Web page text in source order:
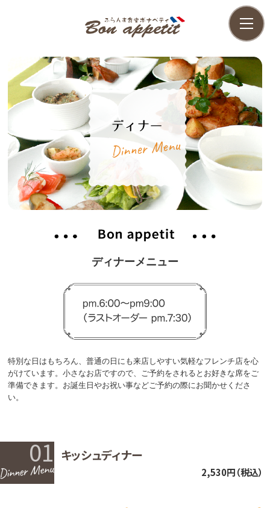
ディナーメニュー
特別な日はもちろん、普通の日にも来店しやすい気軽なフレンチ店を心
がけています。小さなお店ですので、ご予約をされるとお好きな席をご
準備できます。お誕生日やお祝い事などご予約の際にお聞かせくださ
い。
01 キッシュディナー
2,530円（税込）